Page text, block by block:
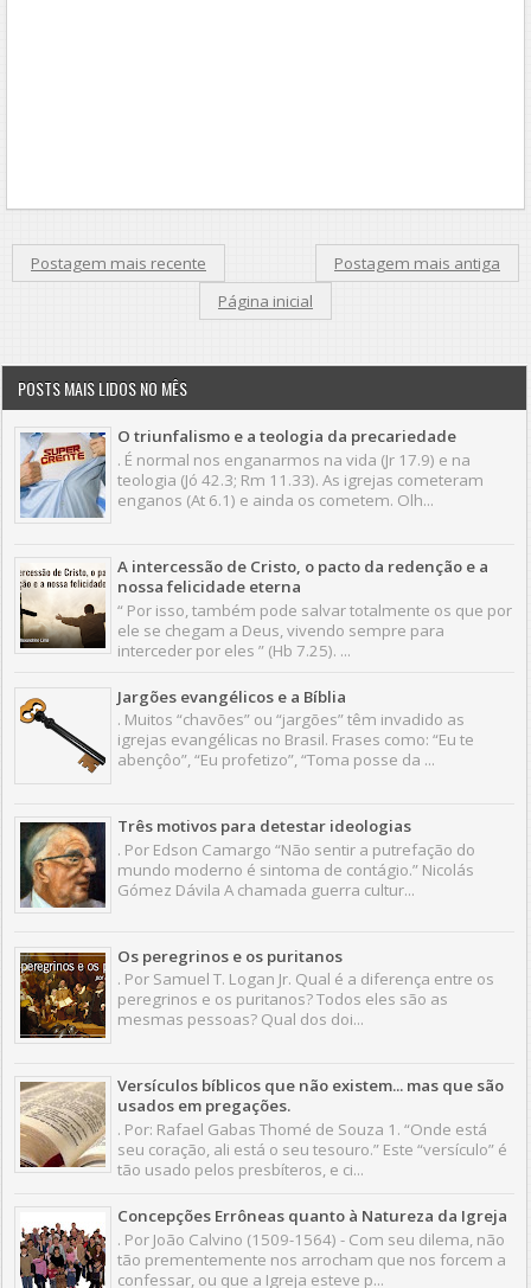
Postagem mais recente
Postagem mais antiga
Página inicial
POSTS MAIS LIDOS NO MÊS
O triunfalismo e a teologia da precariedade
. É normal nos enganarmos na vida (Jr 17.9) e na
teologia (Jó 42.3; Rm 11.33). As igrejas cometeram
enganos (At 6.1) e ainda os cometem. Olh...
A intercessão de Cristo, o pacto da redenção e a
nossa felicidade eterna
“ Por isso, também pode salvar totalmente os que por
ele se chegam a Deus, vivendo sempre para
interceder por eles ” (Hb 7.25). ...
Jargões evangélicos e a Bíblia
. Muitos “chavões” ou “jargões” têm invadido as
igrejas evangélicas no Brasil. Frases como: “Eu te
abençôo”, “Eu profetizo”, “Toma posse da ...
Três motivos para detestar ideologias
. Por Edson Camargo “Não sentir a putrefação do
mundo moderno é sintoma de contágio.” Nicolás
Gómez Dávila A chamada guerra cultur...
Os peregrinos e os puritanos
. Por Samuel T. Logan Jr. Qual é a diferença entre os
peregrinos e os puritanos? Todos eles são as
mesmas pessoas? Qual dos doi...
Versículos bíblicos que não existem... mas que são
usados em pregações.
. Por: Rafael Gabas Thomé de Souza 1. “Onde está
seu coração, ali está o seu tesouro.” Este “versículo” é
tão usado pelos presbíteros, e ci...
Concepções Errôneas quanto à Natureza da Igreja
. Por João Calvino (1509-1564) - Com seu dilema, não
tão prementemente nos arrocham que nos forcem a
confessar, ou que a Igreja esteve p...